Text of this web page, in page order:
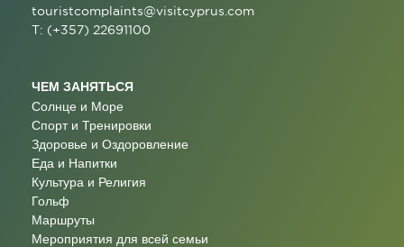
touristcomplaints@visitcyprus.com
T: (+357) 22691100
ЧЕМ ЗАНЯТЬСЯ
Солнце и Море
Спорт и Тренировки
Здоровье и Оздоровление
Еда и Напитки
Культура и Религия
Гольф
Маршруты
Мероприятия для всей семьи